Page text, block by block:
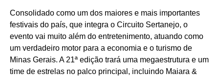
Consolidado como um dos maiores e mais importantes
festivais do país, que integra o Circuito Sertanejo, o
evento vai muito além do entretenimento, atuando como
um verdadeiro motor para a economia e o turismo de
Minas Gerais. A 21ª edição trará uma megaestrutura e um
time de estrelas no palco principal, incluindo Maiara &